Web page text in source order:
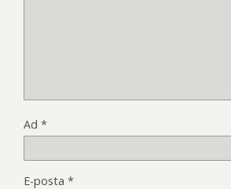
Ad *
E-posta *